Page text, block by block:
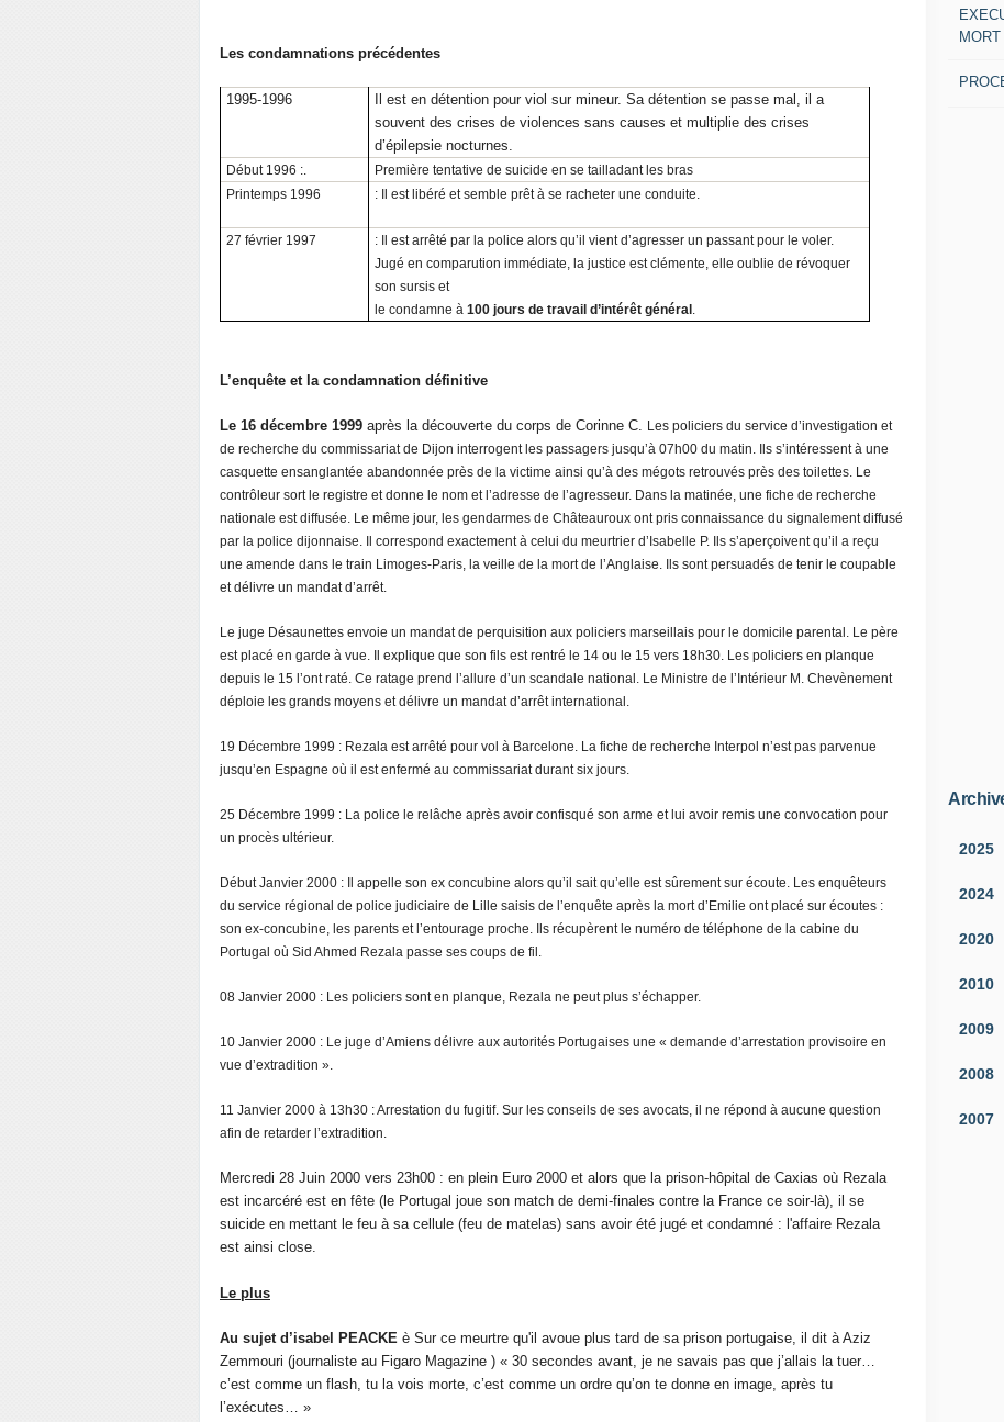
Les condamnations précédentes
1995-1996
Il est en détention pour viol sur mineur. Sa détention se passe mal, il a
souvent des crises de violences sans causes et multiplie des crises
d’épilepsie nocturnes.
Début 1996 :.
Première tentative de suicide en se tailladant les bras
Printemps 1996
: Il est libéré et semble prêt à se racheter une conduite.
27 février 1997
: Il est arrêté par la police alors qu’il vient d’agresser un passant pour le voler.
Jugé en comparution immédiate, la justice est clémente, elle oublie de révoquer
son sursis et
le condamne à 100 jours de travail d’intérêt général .
L’enquête et la condamnation définitive
Le 16 décembre 1999 après la découverte du corps de Corinne C. Les policiers du service d’investigation et
de recherche du commissariat de Dijon interrogent les passagers jusqu’à 07h00 du matin. Ils s’intéressent à une
casquette ensanglantée abandonnée près de la victime ainsi qu’à des mégots retrouvés près des toilettes. Le
contrôleur sort le registre et donne le nom et l’adresse de l’agresseur. Dans la matinée, une fiche de recherche
nationale est diffusée. Le même jour, les gendarmes de Châteauroux ont pris connaissance du signalement diffusé
par la police dijonnaise. Il correspond exactement à celui du meurtrier d’Isabelle P. Ils s’aperçoivent qu’il a reçu
une amende dans le train Limoges-Paris, la veille de la mort de l’Anglaise. Ils sont persuadés de tenir le coupable
et délivre un mandat d’arrêt.
Le juge Désaunettes envoie un mandat de perquisition aux policiers marseillais pour le domicile parental. Le père
est placé en garde à vue. Il explique que son fils est rentré le 14 ou le 15 vers 18h30. Les policiers en planque
depuis le 15 l’ont raté. Ce ratage prend l’allure d’un scandale national. Le Ministre de l’Intérieur M. Chevènement
déploie les grands moyens et délivre un mandat d’arrêt international.
19 Décembre 1999 : Rezala est arrêté pour vol à Barcelone. La fiche de recherche Interpol n’est pas parvenue
jusqu’en Espagne où il est enfermé au commissariat durant six jours.
25 Décembre 1999 : La police le relâche après avoir confisqué son arme et lui avoir remis une convocation pour
un procès ultérieur.
Début Janvier 2000 : Il appelle son ex concubine alors qu’il sait qu’elle est sûrement sur écoute. Les enquêteurs
du service régional de police judiciaire de Lille saisis de l’enquête après la mort d’Emilie ont placé sur écoutes :
son ex-concubine, les parents et l’entourage proche. Ils récupèrent le numéro de téléphone de la cabine du
Portugal où Sid Ahmed Rezala passe ses coups de fil.
08 Janvier 2000 : Les policiers sont en planque, Rezala ne peut plus s’échapper.
10 Janvier 2000 : Le juge d’Amiens délivre aux autorités Portugaises une « demande d’arrestation provisoire en
vue d’extradition ».
11 Janvier 2000 à 13h30 : Arrestation du fugitif. Sur les conseils de ses avocats, il ne répond à aucune question
afin de retarder l’extradition.
Mercredi 28 Juin 2000 vers 23h00 : en plein Euro 2000 et alors que la prison-hôpital de Caxias où Rezala
est incarcéré est en fête (le Portugal joue son match de demi-finales contre la France ce soir-là), il se
suicide en mettant le feu à sa cellule (feu de matelas) sans avoir été jugé et condamné : l'affaire Rezala
est ainsi close.
Le plus
Au sujet d’isabel PEACKE è Sur ce meurtre qu'il avoue plus tard de sa prison portugaise, il dit à Aziz
Zemmouri (journaliste au Figaro Magazine ) « 30 secondes avant, je ne savais pas que j’allais la tuer…
c’est comme un flash, tu la vois morte, c’est comme un ordre qu’on te donne en image, après tu
l’exécutes… »
MORT
2025
2024
2020
2010
2009
2008
2007